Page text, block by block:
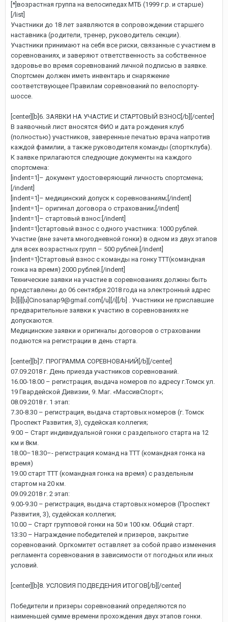
[*]возрастная группа на велосипедах МТБ (1999 г.р. и старше)
[/list]
Участники до 18 лет заявляются в сопровождении старшего
наставника (родители, тренер, руководитель секции).
Участники принимают на себя все риски, связанные с участием в
соревнованиях, и заверяют ответственность за собственное
здоровье во время соревнований личной подписью в заявке.
Спортсмен должен иметь инвентарь и снаряжение
соответствующее Правилам соревнований по велоспорту-
шоссе.
[center][b]6. ЗАЯВКИ НА УЧАСТИЕ И СТАРТОВЫЙ ВЗНОС[/b][/center]
В заявочный лист вносятся ФИО и дата рождения клуб
(полностью) участников, заверенные печатью врача напротив
каждой фамилии, а также руководителя команды (спортклуба).
К заявке прилагаются следующие документы на каждого
спортсмена:
[indent=1]– документ удостоверяющий личность спортсмена;
[/indent]
[indent=1]– медицинский допуск к соревнованиям;[/indent]
[indent=1]– оригинал договора о страховании;[/indent]
[indent=1]– стартовый взнос:[/indent]
[indent=1]стартовый взнос с одного участника: 1000 рублей.
Участие (вне зачета многодневной гонки) в одном из двух этапов
для всех возрастных групп – 500 рублей.[/indent]
[indent=1]Стартовый взнос с команды на гонку ТТТ(командная
гонка на время) 2000 рублей.[/indent]
Технические заявки на участие в соревнованиях должны быть
представлены до 06 сентября 2018 года на электронный адрес
[b][i][u]Cinosanap9@gmail.com[/u][/i][/b] . Участники не приславшие
предварительные заявки к участию в соревнованиях не
допускаются.
Медицинские заявки и оригиналы договоров о страховании
подаются на регистрации в день старта.
[center][b]7. ПРОГРАММА СОРЕВНОВАНИЙ[/b][/center]
07.09.2018 г. День приезда участников соревнований.
16.00-18.00 – регистрация, выдача номеров по адресу г.Томск ул.
19 Гвардейской Дивизии, 9. Маг. «МассивСпорт»;
08.09.2018 г. 1 этап:
7.30-8.30 – регистрация, выдача стартовых номеров (г. Томск
Проспект Развития, 3), судейская коллегия;
9:00 – Старт индивидуальной гонки с раздельного старта на 12
км и 8км.
18.00–18.30–- регистрация команд на ТТТ (командная гонка на
время)
19.00 старт ТТТ (командная гонка на время) с раздельным
стартом на 20 км.
09.09.2018 г. 2 этап:
9.00-9.30 – регистрация, выдача стартовых номеров (Проспект
Развития, 3), судейская коллегия;
10.00 – Старт групповой гонки на 50 и 100 км. Общий старт.
13:30 – Награждение победителей и призеров, закрытие
соревнований. Оргкомитет оставляет за собой право изменения
регламента соревнования в зависимости от погодных или иных
условий.
[center][b]8. УСЛОВИЯ ПОДВЕДЕНИЯ ИТОГОВ[/b][/center]
Победители и призеры соревнований определяются по
наименьшей сумме времени прохождения двух этапов гонки.